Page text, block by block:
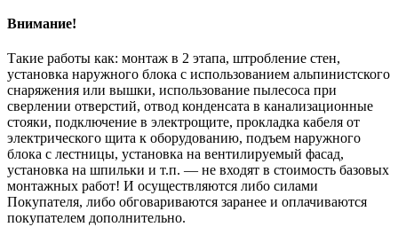
Внимание!
Такие работы как: монтаж в 2 этапа, штробление стен,
установка наружного блока с использованием альпинистского
снаряжения или вышки, использование пылесоса при
сверлении отверстий, отвод конденсата в канализационные
стояки, подключение в электрощите, прокладка кабеля от
электрического щита к оборудованию, подъем наружного
блока с лестницы, установка на вентилируемый фасад,
установка на шпильки и т.п. — не входят в стоимость базовых
монтажных работ! И осуществляются либо силами
Покупателя, либо обговариваются заранее и оплачиваются
покупателем дополнительно.